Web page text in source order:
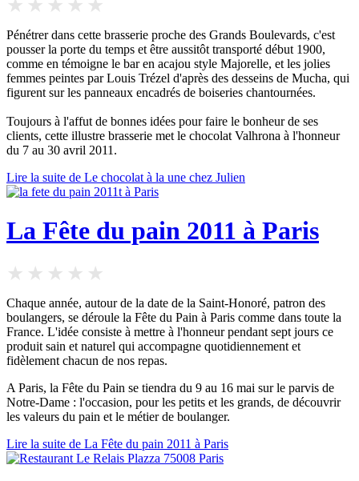
Pénétrer dans cette brasserie proche des Grands Boulevards, c'est
pousser la porte du temps et être aussitôt transporté début 1900,
comme en témoigne le bar en acajou style Majorelle, et les jolies
femmes peintes par Louis Trézel d'après des desseins de Mucha, qui
figurent sur les panneaux encadrés de boiseries chantournées.
Toujours à l'affut de bonnes idées pour faire le bonheur de ses
clients, cette illustre brasserie met le chocolat Valhrona à l'honneur
du 7 au 30 avril 2011.
Lire la suite de Le chocolat à la une chez Julien
La Fête du pain 2011 à Paris
Chaque année, autour de la date de la Saint-Honoré, patron des
boulangers, se déroule la Fête du Pain à Paris comme dans toute la
France. L'idée consiste à mettre à l'honneur pendant sept jours ce
produit sain et naturel qui accompagne quotidiennement et
fidèlement chacun de nos repas.
A Paris, la Fête du Pain se tiendra du 9 au 16 mai sur le parvis de
Notre-Dame : l'occasion, pour les petits et les grands, de découvrir
les valeurs du pain et le métier de boulanger.
Lire la suite de La Fête du pain 2011 à Paris